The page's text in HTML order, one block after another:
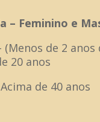
– Feminino e
(Menos de 2 anos
20 anos
de 40 anos